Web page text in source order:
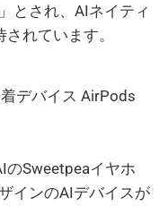
とされ、AIネイティ
れています。
デバイス AirPods
のSweetpeaイヤホ
インのAIデバイスが